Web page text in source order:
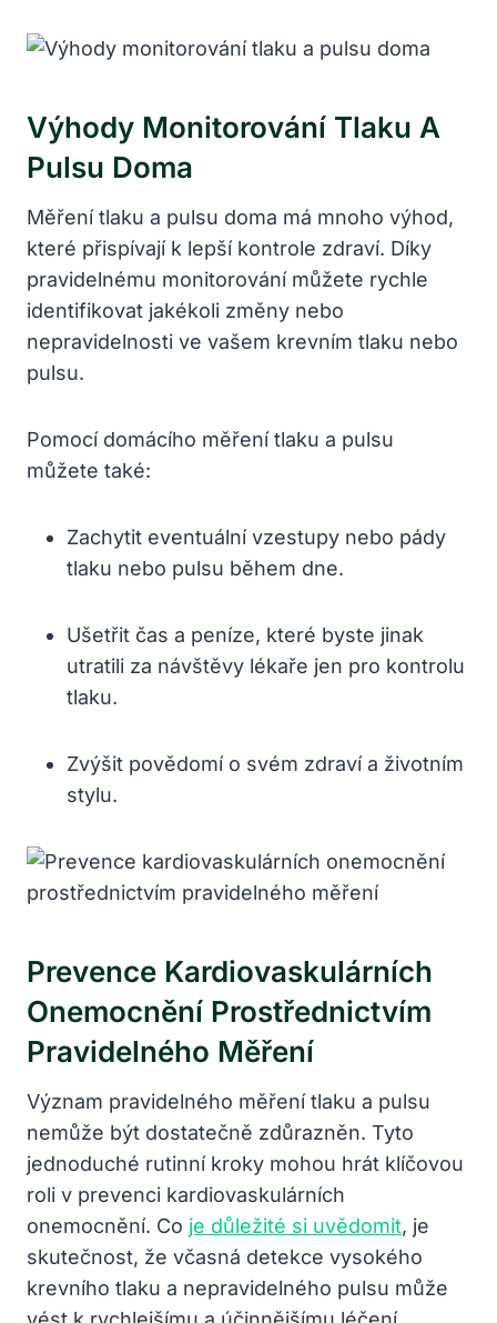
Výhody Monitorování Tlaku A
Pulsu Doma
Měření tlaku a pulsu doma má mnoho výhod,
které přispívají k lepší kontrole zdraví. Díky
pravidelnému monitorování můžete rychle
identifikovat jakékoli změny nebo
nepravidelnosti ve vašem krevním tlaku nebo
pulsu.
Pomocí domácího měření tlaku a pulsu
můžete také:
Zachytit eventuální vzestupy nebo pády
tlaku nebo pulsu během dne.
Ušetřit čas a peníze, které byste jinak
utratili za návštěvy lékaře jen pro kontrolu
tlaku.
Zvýšit povědomí o svém zdraví a životním
stylu.
Prevence Kardiovaskulárních
Onemocnění Prostřednictvím
Pravidelného Měření
Význam pravidelného měření tlaku a pulsu
nemůže být dostatečně zdůrazněn. Tyto
jednoduché rutinní kroky mohou hrát klíčovou
roli v prevenci kardiovaskulárních
onemocnění. Co je důležité si uvědomit, je
skutečnost, že včasná detekce vysokého
krevního tlaku a nepravidelného pulsu může